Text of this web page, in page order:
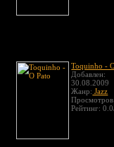
Toquinho -
Добавлен:
30.08.2009
Жанр: Jazz
Рейтинг: